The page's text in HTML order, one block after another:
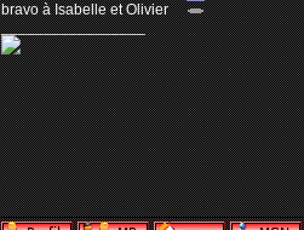
bravo à Isabelle et Olivier
_________________